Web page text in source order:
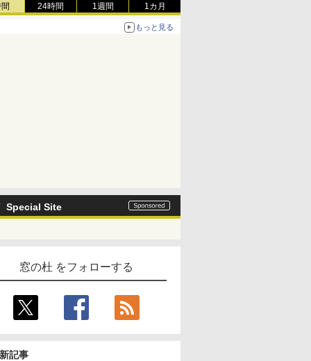
24時間 1週間 1カ月
もっと見る
Special Site
窓の杜 をフォローする
記事